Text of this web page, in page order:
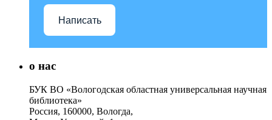
Написать
о нас
БУК ВО «Вологодская областная универсальная научная
библиотека»
Россия, 160000, Вологда,